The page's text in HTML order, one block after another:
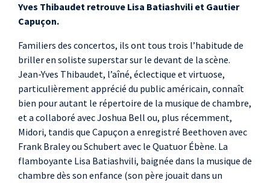
Yves Thibaudet retrouve Lisa Batiashvili et Gautier
Capuçon.
Familiers des concertos, ils ont tous trois l’habitude de
briller en soliste superstar sur le devant de la scène.
Jean-Yves Thibaudet, l’aîné, éclectique et virtuose,
particulièrement apprécié du public américain, connaît
bien pour autant le répertoire de la musique de chambre,
et a collaboré avec Joshua Bell ou, plus récemment,
Midori, tandis que Capuçon a enregistré Beethoven avec
Frank Braley ou Schubert avec le Quatuor Ébène. La
flamboyante Lisa Batiashvili, baignée dans la musique de
chambre dès son enfance (son père jouait dans un